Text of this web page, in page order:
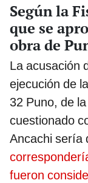
Según la
que se
obra de
La acusación
ejecución de
32 Puno, de
cuestionado
Ancachi sería
fueron